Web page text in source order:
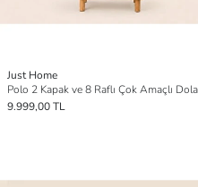
Just Home
9.999,00 TL